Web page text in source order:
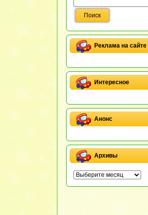
Реклама на сайте
Интересное
Анонс
Архивы